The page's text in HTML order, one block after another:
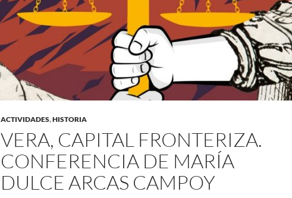
ACTIVIDADES,HISTORIA
VERA, CAPITAL FRONTERIZA.
CONFERENCIA DE MARÍA
DULCE ARCAS CAMPOY